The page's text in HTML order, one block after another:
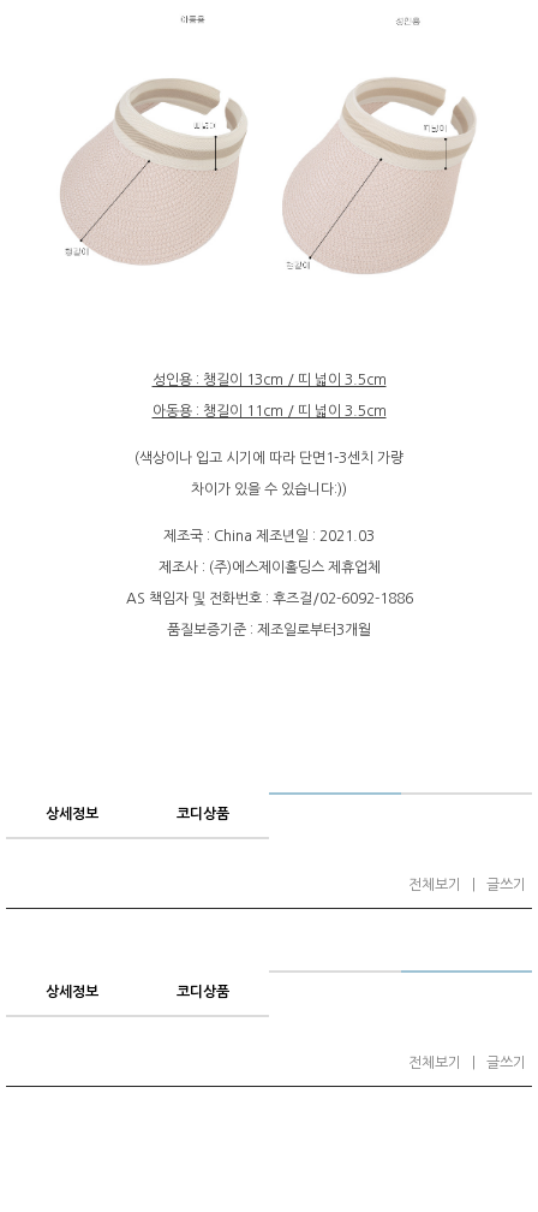
성인용 : 챙길이 13cm / 띠 넓이 3.5cm
아동용 : 챙길이 11cm / 띠 넓이 3.5cm
(색상이나 입고 시기에 따라 단면1-3센치 가량
차이가 있을 수 있습니다:))
제조국 : China 제조년일 : 2021.03
제조사 : (주)에스제이홀딩스 제휴업체
AS 책임자 및 전화번호 : 후즈걸/02-6092-1886
품질보증기준 : 제조일로부터3개월
상세정보 코디상품
전체보기 글쓰기
상세정보 코디상품
전체보기 글쓰기